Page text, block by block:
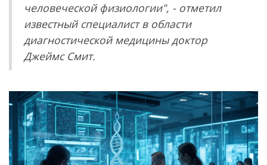
человеческой физиологии", - отметил
известный специалист в области
диагностической медицины доктор
Джеймс Смит.